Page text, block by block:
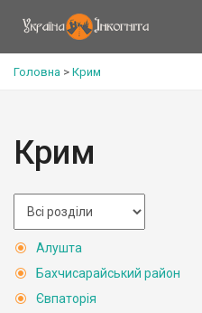
Головна > Крим
Крим
Алушта
Бахчисарайський район
Євпаторія